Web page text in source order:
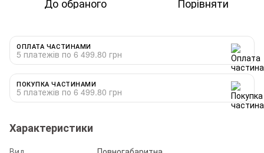
ОПЛАТА ЧАСТИНАМИ
5 платежів по 6 499.80 грн
ПОКУПКА ЧАСТИНАМИ
5 платежів по 6 499.80 грн
Характеристики